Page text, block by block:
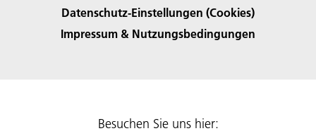
Datenschutz-Einstellungen (Cookies)
Impressum & Nutzungsbedingungen
Besuchen Sie uns hier: